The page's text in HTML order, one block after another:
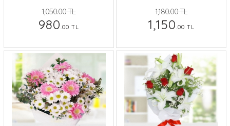
1,050.00 TL
980.00 TL
1,180.00 TL
1,150.00 TL